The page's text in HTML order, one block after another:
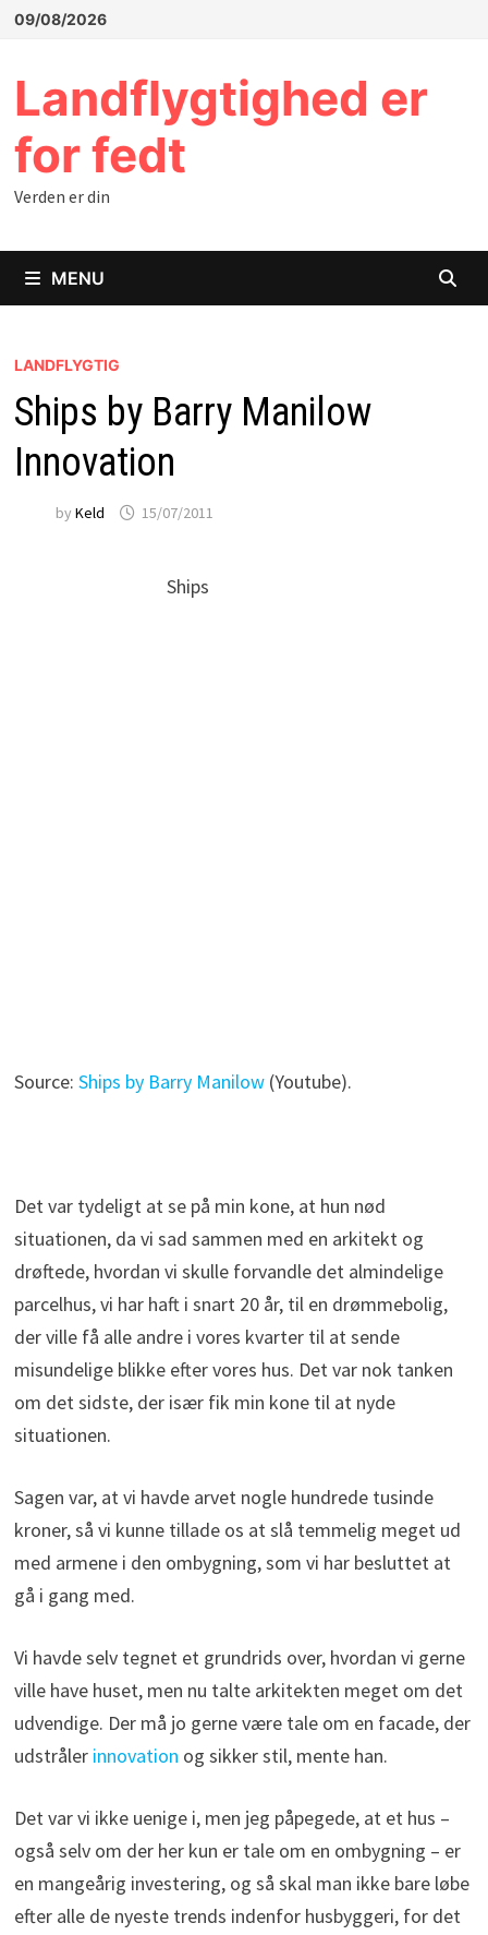
Skip09/08/2026
Landflygtighed er
for fedt
Verden er din
MENU
LANDFLYGTIG
Ships by Barry Manilow
Innovation
by Keld 15/07/2011
Ships
Source: Ships by Barry Manilow(Youtube).
Det var tydeligt at se på min kone, at hun nød
situationen, da vi sad sammen med en arkitekt og
drøftede, hvordan vi skulle forvandle det almindelige
parcelhus, vi har haft i snart 20 år, til en drømmebolig,
der ville få alle andre i vores kvarter til at sende
misundelige blikke efter vores hus. Det var nok tanken
om det sidste, der især fik min kone til at nyde
situationen.
Sagen var, at vi havde arvet nogle hundrede tusinde
kroner, så vi kunne tillade os at slå temmelig meget ud
med armene i den ombygning, som vi har besluttet at
gå i gang med.
Vi havde selv tegnet et grundrids over, hvordan vi gerne
ville have huset, men nu talte arkitekten meget om det
udvendige. Der må jo gerne være tale om en facade, der
udstråler innovation og sikker stil, mente han.
Det var vi ikke uenige i, men jeg påpegede, at et hus –
også selv om der her kun er tale om en ombygning – er
en mangeårig investering, og så skal man ikke bare løbe
efter alle de nyeste trends indenfor husbyggeri, for det